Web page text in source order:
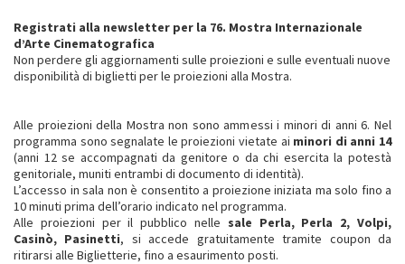
Registrati alla newsletter per la 76. Mostra Internazionale
d’Arte Cinematografica
Non perdere gli aggiornamenti sulle proiezioni e sulle eventuali nuove
disponibilità di biglietti per le proiezioni alla Mostra.
Alle proiezioni della Mostra non sono ammessi i minori di anni 6. Nel
programma sono segnalate le proiezioni vietate ai minori di anni 14
(anni 12 se accompagnati da genitore o da chi esercita la potestà
genitoriale, muniti entrambi di documento di identità).
L’accesso in sala non è consentito a proiezione iniziata ma solo fino a
10 minuti prima dell’orario indicato nel programma.
Alle proiezioni per il pubblico nelle sale Perla, Perla 2, Volpi,
Casinò, Pasinetti, si accede gratuitamente tramite coupon da
ritirarsi alle Biglietterie, fino a esaurimento posti.